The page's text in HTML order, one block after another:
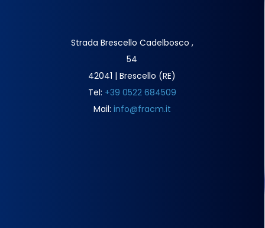
Strada Brescello Cadelbosco ,
54
42041 | Brescello (RE)
Tel: +39 0522 684509
Mail: info@fracm.it